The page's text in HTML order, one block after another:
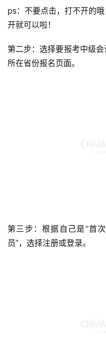
ps：不要点击，打不开的
开就可以啦！
第二步：选择要报考中级
所在省份报名页面。
第三步：根据自己是“首
员”，选择注册或登录。